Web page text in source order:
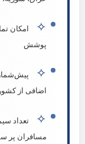
✧
امکان
پوشش
✧
اضافی از
✧
تعداد
مسافران پر